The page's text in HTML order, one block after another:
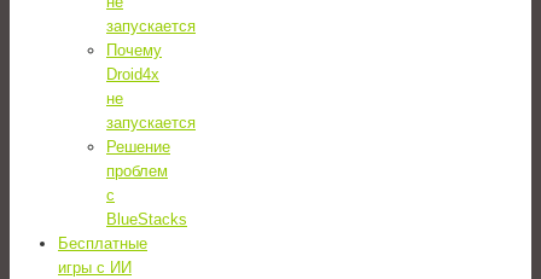
запускается
Почему
Droid4x
не
запускается
Решение
проблем
с
BlueStacks
Бесплатные
игры с ИИ